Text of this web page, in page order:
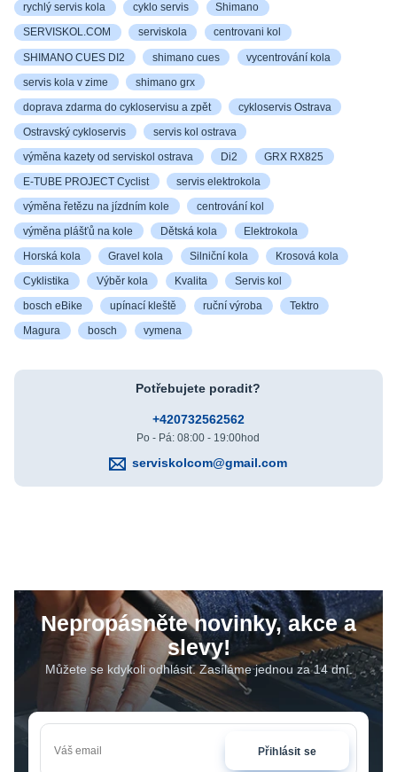
rychlý servis kola cyklo servis Shimano
SERVISKOL.COM serviskola centrovani kol
SHIMANO CUES DI2 shimano cues vycentrování kola
servis kola v zime shimano grx
doprava zdarma do cykloservisu a zpět cykloservis Ostrava
Ostravský cykloservis servis kol ostrava
výměna kazety od serviskol ostrava Di2 GRX RX825
E-TUBE PROJECT Cyclist servis elektrokola
výměna řetězu na jízdním kole centrování kol
výměna plášťů na kole Dětská kola Elektrokola
Horská kola Gravel kola Silniční kola Krosová kola
Cyklistika Výběr kola Kvalita Servis kol
bosch eBike upínací kleště ruční výroba Tektro
Magura bosch vymena
Potřebujete poradit?
+420732562562
Po - Pá: 08:00 - 19:00hod
serviskolcom@gmail.com
Nepropásněte novinky, akce a
slevy!
Můžete se kdykoli odhlásit. Zasíláme jednou za 14 dní.
Přihlásit se